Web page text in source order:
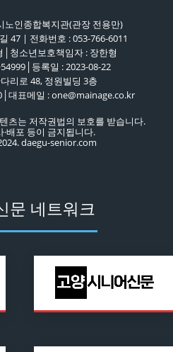
노인종합복지관(관장 전용만)
47 | 전화번호 : 053-766-6011
│청소년보호책임자 : 장한형
등록일 : 2023-08-22
리로 48, 정원빌딩 3층
대표메일 : one@mainage.co.kr
츠는 저작권법의 보호를 받습니다.
·배포 등이 금지됩니다.
daegu-senior.com
문 네트워크